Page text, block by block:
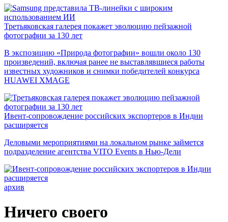
Третьяковская галерея покажет эволюцию пейзажной
фотографии за 130 лет
В экспозицию «Природа фотографии» вошли около 130
произведений, включая ранее не выставлявшиеся работы
известных художников и снимки победителей конкурса
HUAWEI XMAGE
Ивент-сопровождение российских экспортеров в Индии
расширяется
Деловыми мероприятиями на локальном рынке займется
подразделение агентства VITO Events в Нью-Дели
архив
Ничего своего